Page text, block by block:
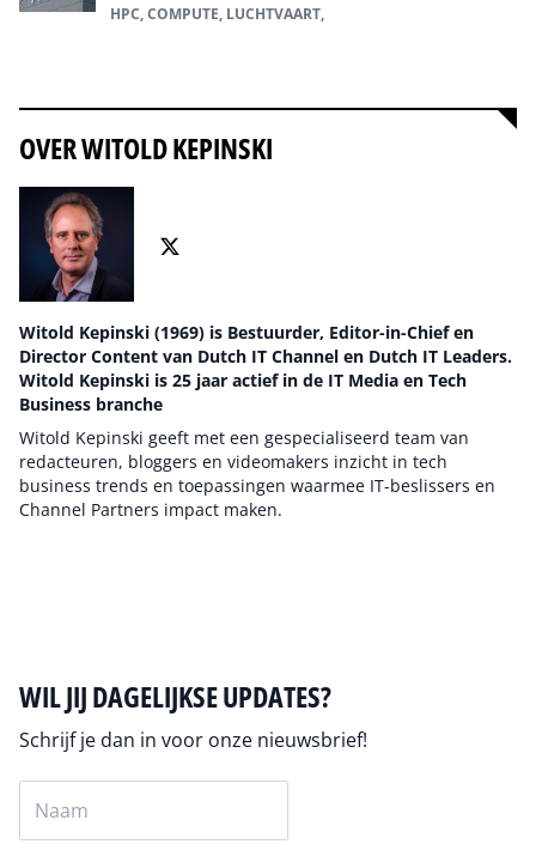
HPC, COMPUTE, LUCHTVAART,
OVER WITOLD KEPINSKI
Witold Kepinski (1969) is Bestuurder, Editor-in-Chief en
Director Content van Dutch IT Channel en Dutch IT Leaders.
Witold Kepinski is 25 jaar actief in de IT Media en Tech
Business branche
Witold Kepinski geeft met een gespecialiseerd team van
redacteuren, bloggers en videomakers inzicht in tech
business trends en toepassingen waarmee IT-beslissers en
Channel Partners impact maken.
WIL JIJ DAGELIJKSE UPDATES?
Schrijf je dan in voor onze nieuwsbrief!